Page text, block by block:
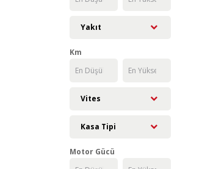
Yakıt
Km
Vites
Kasa Tipi
Motor Gücü